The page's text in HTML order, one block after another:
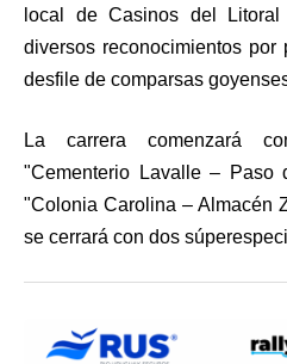
local de Casinos del
diversos reconocimientos
desfile de comparsas
La carrera comenzará
"Cementerio Lavalle –
"Colonia Carolina – Almacén
se cerrará con dos